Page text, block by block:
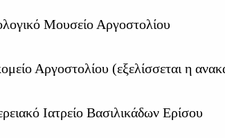
Μουσείο Αργοστολίου
Αργοστολίου (εξελίσσεται η
Ιατρείο Βασιλικάδων Ερίσου